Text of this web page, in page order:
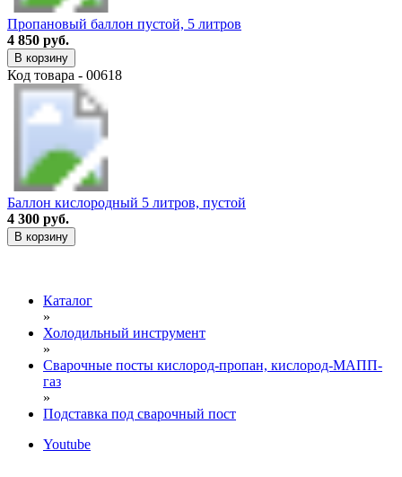
Пропановый баллон пустой, 5 литров
4 850 руб.
В корзину
Код товара - 00618
Баллон кислородный 5 литров, пустой
4 300 руб.
В корзину
Каталог
»
Холодильный инструмент
»
Сварочные посты кислород-пропан, кислород-МАПП-
газ
»
Подставка под сварочный пост
Youtube